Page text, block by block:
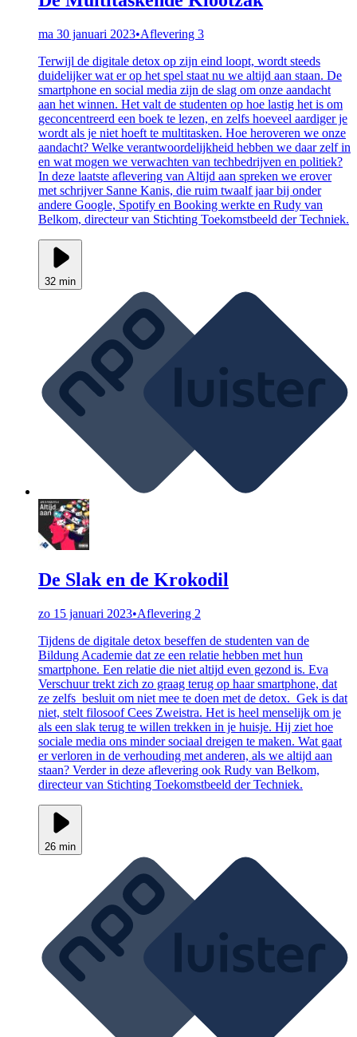
ma 30 januari 2023•Aflevering 3
Terwijl de digitale detox op zijn eind loopt, wordt steeds
duidelijker wat er op het spel staat nu we altijd aan staan. De
smartphone en social media zijn de slag om onze aandacht
aan het winnen. Het valt de studenten op hoe lastig het is om
geconcentreerd een boek te lezen, en zelfs hoeveel aardiger je
wordt als je niet hoeft te multitasken. Hoe heroveren we onze
aandacht? Welke verantwoordelijkheid hebben we daar zelf in
en wat mogen we verwachten van techbedrijven en politiek?
In deze laatste aflevering van Altijd aan spreken we erover
met schrijver Sanne Kanis, die ruim twaalf jaar bij onder
andere Google, Spotify en Booking werkte en Rudy van
Belkom, directeur van Stichting Toekomstbeeld der Techniek.
32 min
De Slak en de Krokodil
zo 15 januari 2023•Aflevering 2
Tijdens de digitale detox beseffen de studenten van de
Bildung Academie dat ze een relatie hebben met hun
smartphone. Een relatie die niet altijd even gezond is. Eva
Verschuur trekt zich zo graag terug op haar smartphone, dat
ze zelfs besluit om niet mee te doen met de detox. Gek is dat
niet, stelt filosoof Cees Zweistra. Het is heel menselijk om je
als een slak terug te willen trekken in je huisje. Hij ziet hoe
sociale media ons minder sociaal dreigen te maken. Wat gaat
er verloren in de verhouding met anderen, als we altijd aan
staan? Verder in deze aflevering ook Rudy van Belkom,
directeur van Stichting Toekomstbeeld der Techniek.
26 min